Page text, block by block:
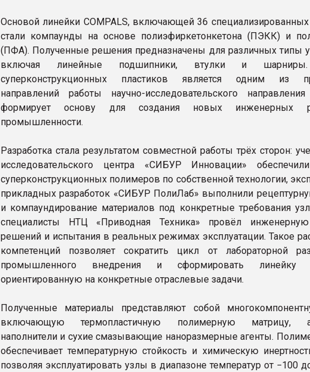
Основой линейки COMPALS, включающей 36 специализированных
стали компаунды на основе полиэфиркетонкетона (ПЭКК) и
(ПФА). Полученные решения предназначены для различных типы
включая линейные подшипники, втулки и шарниры.
суперконструкционных пластиков является одним из
направлений работы научно-исследовательского
формирует основу для создания новых инженерных
промышленности.
Разработка стала результатом совместной работы трёх сторон:
исследовательского центра «СИБУР Инновации»
суперконструкционных полимеров по собственной технологии,
прикладных разработок «СИБУР ПолиЛаб» выполнили
и компаундирование материалов под конкретные требования
специалисты НТЦ «Приводная Техника» провёл
решений и испытания в реальных режимах эксплуатации. Такое
компетенций позволяет сократить цикл от лабораторной
промышленного внедрения и сформировать линейку
ориентированную на конкретные отраслевые задачи.
Полученные материалы представляют собой
включающую термопластичную полимерную матрицу,
наполнители и сухие смазывающие наноразмерные агенты.
обеспечивает температурную стойкость и химическую
позволяя эксплуатировать узлы в диапазоне температур от −100